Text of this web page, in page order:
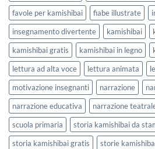
favole per kamishibai
fiabe illustrate
insegnamento divertente
kamishibai
kamishibai gratis
kamishibai in legno
lettura ad alta voce
lettura animata
motivazione insegnanti
narrazione
narrazione educativa
narrazione
scuola primaria
storia kamishibai da
storia kamishibai gratis
storie